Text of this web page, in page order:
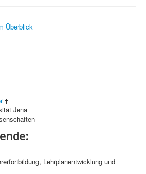
Überblick
†
Jena
Lehrplanentwicklung und